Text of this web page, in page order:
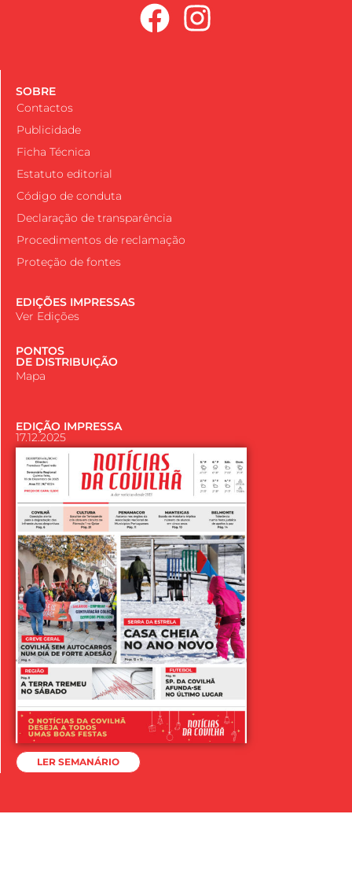
SOBRE
Contactos
Publicidade
Ficha Técnica
Estatuto editorial
Código de conduta
Declaração de transparência
Procedimentos de reclamação
Proteção de fontes
EDIÇÕES IMPRESSAS
Ver Edições
PONTOS
DE DISTRIBUIÇÃO
Mapa
EDIÇÃO IMPRESSA
17.12.2025
LER SEMANÁRIO